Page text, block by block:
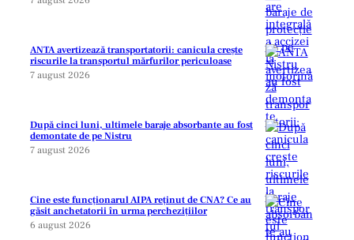
ANTA avertizează transportatorii: canicula crește
riscurile la transportul mărfurilor periculoase
7 august 2026
După cinci luni, ultimele baraje absorbante au fost
demontate de pe Nistru
7 august 2026
Cine este funcționarul AIPA reținut de CNA? Ce au
găsit anchetatorii în urma perchezițiilor
6 august 2026